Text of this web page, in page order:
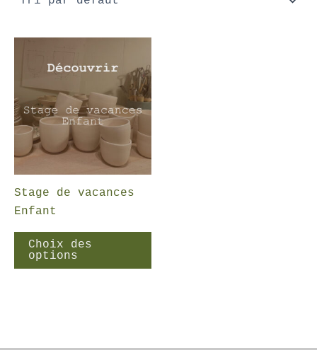
Stage de vacances
Enfant
Choix des
options
Ce
a